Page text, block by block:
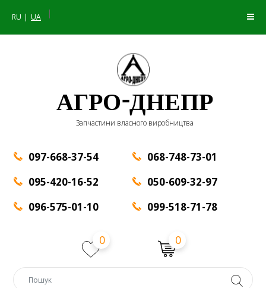
RU UA |
АГРО-ДНЕПР
Запчастини власного виробництва
097-668-37-54
095-420-16-52
096-575-01-10
068-748-73-01
050-609-32-97
099-518-71-78
0 0